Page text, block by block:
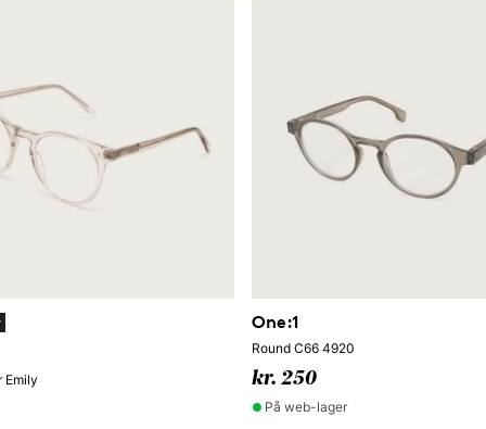
One:1
Round C66 4920
kr. 250
På web-lager